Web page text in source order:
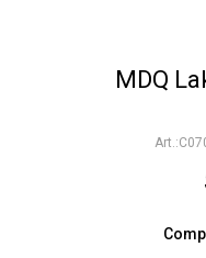
MDQ